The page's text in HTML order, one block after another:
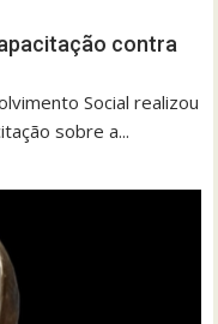
contra
Social realizou
sobre a...